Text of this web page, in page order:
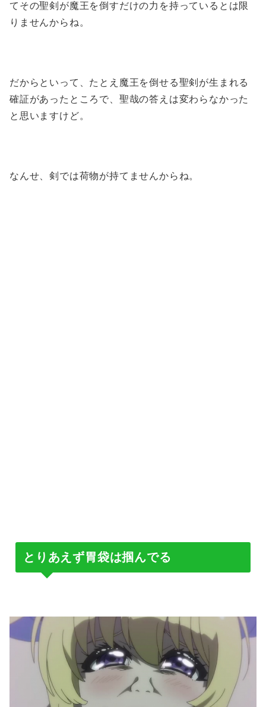
てその聖剣が魔王を倒すだけの力を持っているとは限
りませんからね。
だからといって、たとえ魔王を倒せる聖剣が生まれる
確証があったところで、聖哉の答えは変わらなかった
と思いますけど。
なんせ、剣では荷物が持てませんからね。
とりあえず胃袋は掴んでる